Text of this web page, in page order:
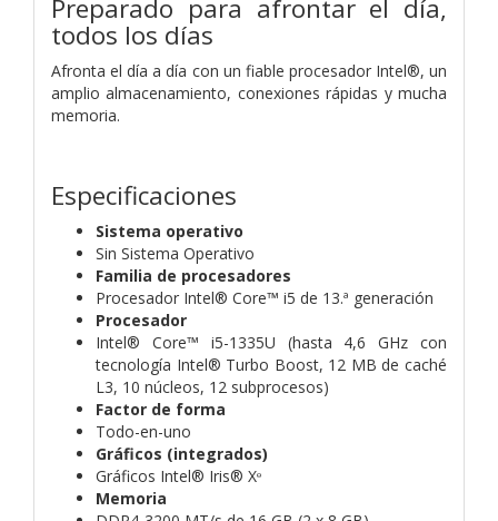
Preparado para afrontar el día,
todos los días
Afronta el día a día con un fiable procesador Intel®, un
amplio almacenamiento, conexiones rápidas y mucha
memoria.
Especificaciones
Sistema operativo
Sin Sistema Operativo
Familia de procesadores
Procesador Intel® Core™ i5 de 13.ª generación
Procesador
Intel® Core™ i5-1335U (hasta 4,6 GHz con
tecnología Intel® Turbo Boost, 12 MB de caché
L3, 10 núcleos, 12 subprocesos)
Factor de forma
Todo-en-uno
Gráficos (integrados)
Gráficos Intel® Iris® Xᶱ
Memoria